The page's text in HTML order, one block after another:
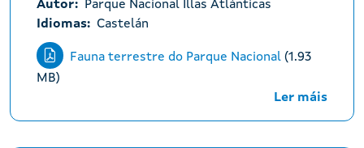
Autor
Parque Nacional Illas Atlánticas
Idiomas
Castelán
Fauna terrestre do Parque Nacional (1.93
MB)
Ler máis